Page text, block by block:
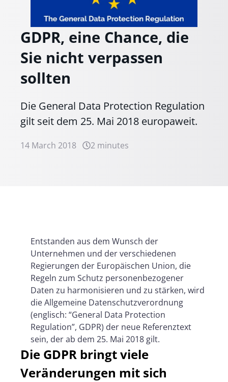
GDPR, eine Chance, die
Sie nicht verpassen
sollten
Die General Data Protection Regulation
gilt seit dem 25. Mai 2018 europaweit.
14 March 2018 2 minutes
Entstanden aus dem Wunsch der
Unternehmen und der verschiedenen
Regierungen der Europäischen Union, die
Regeln zum Schutz personenbezogener
Daten zu harmonisieren und zu stärken, wird
die Allgemeine Datenschutzverordnung
(englisch: “General Data Protection
Regulation”, GDPR) der neue Referenztext
sein, der ab dem 25. Mai 2018 gilt.
Die GDPR bringt viele
Veränderungen mit sich